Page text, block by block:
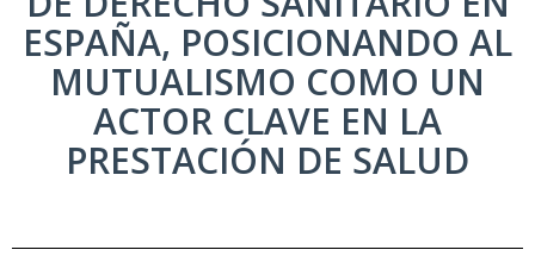
ESPAÑA, POSICIONANDO AL
MUTUALISMO COMO UN
ACTOR CLAVE EN LA
PRESTACIÓN DE SALUD